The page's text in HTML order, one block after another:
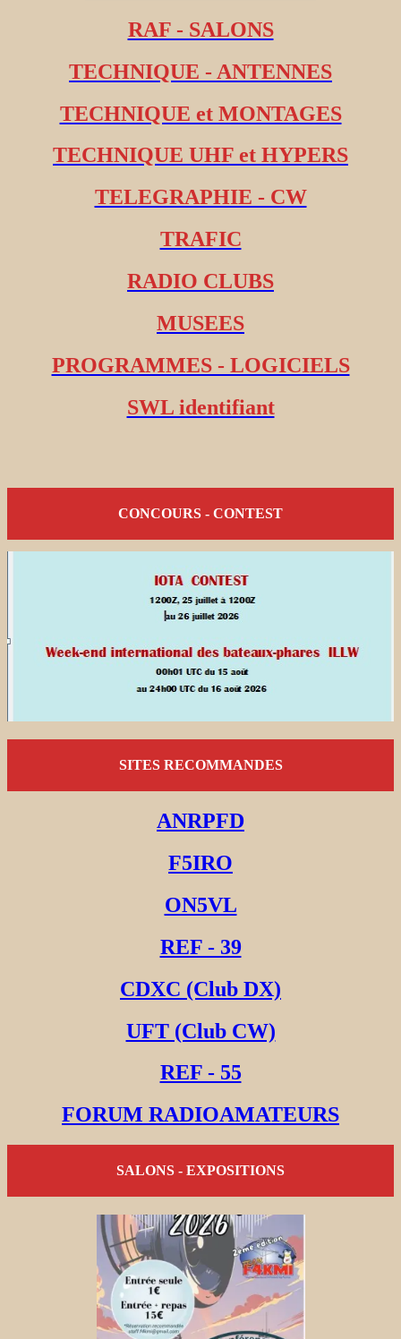
RAF - SALONS
TECHNIQUE - ANTENNES
TECHNIQUE et MONTAGES
TECHNIQUE UHF et HYPERS
TELEGRAPHIE - CW
TRAFIC
RADIO CLUBS
MUSEES
PROGRAMMES - LOGICIELS
SWL identifiant
CONCOURS - CONTEST
SITES RECOMMANDES
ANRPFD
F5IRO
ON5VL
REF - 39
CDXC (Club DX)
UFT (Club CW)
REF - 55
FORUM RADIOAMATEURS
SALONS - EXPOSITIONS